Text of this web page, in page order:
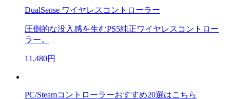
DualSense ワイヤレスコントローラー
圧倒的な没入感を生むPS5純正ワイヤレスコントロー
ラー。
11,480円
PC/Steamコントローラーおすすめ20選はこちら